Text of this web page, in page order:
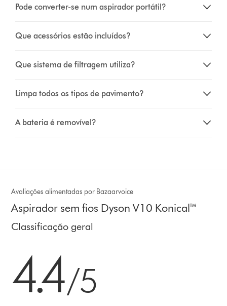
Pode converter-se num aspirador portátil?
Que acessórios estão incluídos?
Que sistema de filtragem utiliza?
Limpa todos os tipos de pavimento?
A bateria é removível?
Avaliações alimentadas por Bazaarvoice
Aspirador sem fios Dyson V10 Konical™
Classificação geral
4.4/5